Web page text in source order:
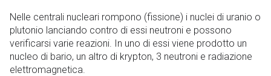
Nelle centrali nucleari rompono (fissione) i nuclei di uranio o
plutonio lanciando contro di essi neutroni e possono
verificarsi varie reazioni. In uno di essi viene prodotto un
nucleo di bario, un altro di krypton, 3 neutroni e radiazione
elettromagnetica.